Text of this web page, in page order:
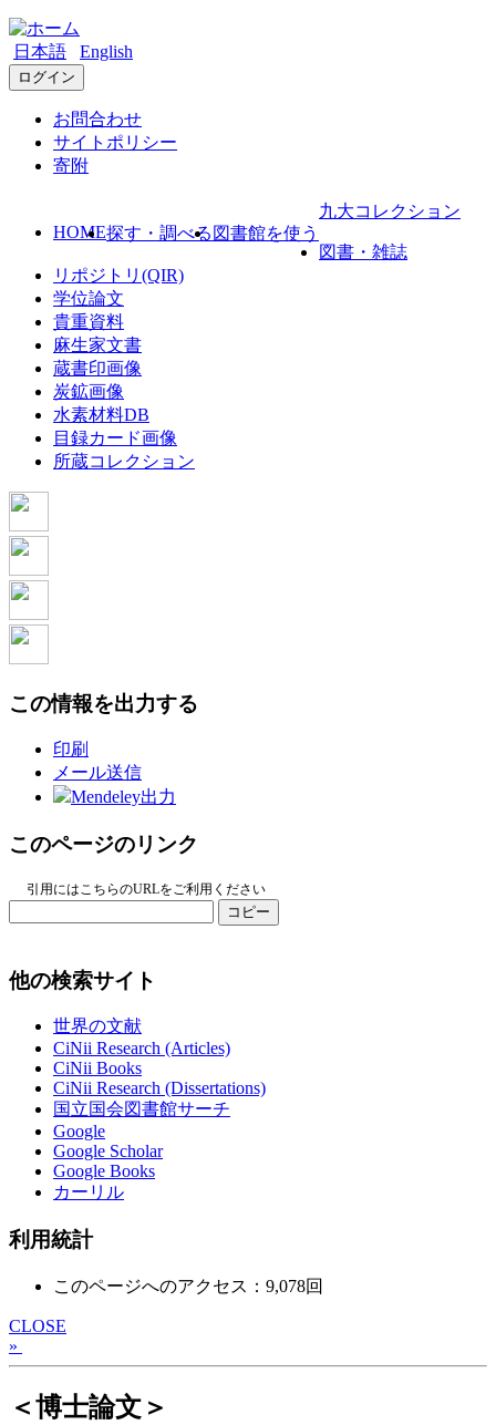
日本語 English
ログイン
お問合わせ
サイトポリシー
寄附
HOME探す・調べる 図書館を使う
九大コレクション
図書・雑誌
リポジトリ(QIR)
学位論文
貴重資料
麻生家文書
蔵書印画像
炭鉱画像
水素材料DB
目録カード画像
所蔵コレクション
この情報を出力する
印刷
メール送信
Mendeley出力
このページのリンク
引用にはこちらのURLをご利用ください
コピー
他の検索サイト
世界の文献
CiNii Research (Articles)
CiNii Books
CiNii Research (Dissertations)
国立国会図書館サーチ
Google
Google Scholar
Google Books
カーリル
利用統計
このページへのアクセス：9,078回
CLOSE
»
＜博士論文＞